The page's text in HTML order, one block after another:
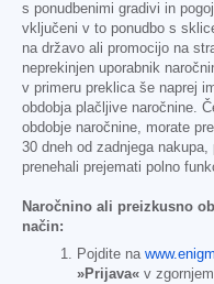
s ponudbenimi gradivi in
vključeni v to ponudbo s
na državo ali promocijo na
neprekinjen uporabnik
v primeru preklica še naprej
obdobja plačljive naročnine.
obdobje naročnine, morate
30 dneh od zadnjega
prenehali prejemati polno
Naročnino ali preizkusno
način:
Pojdite na
»Prijava« v